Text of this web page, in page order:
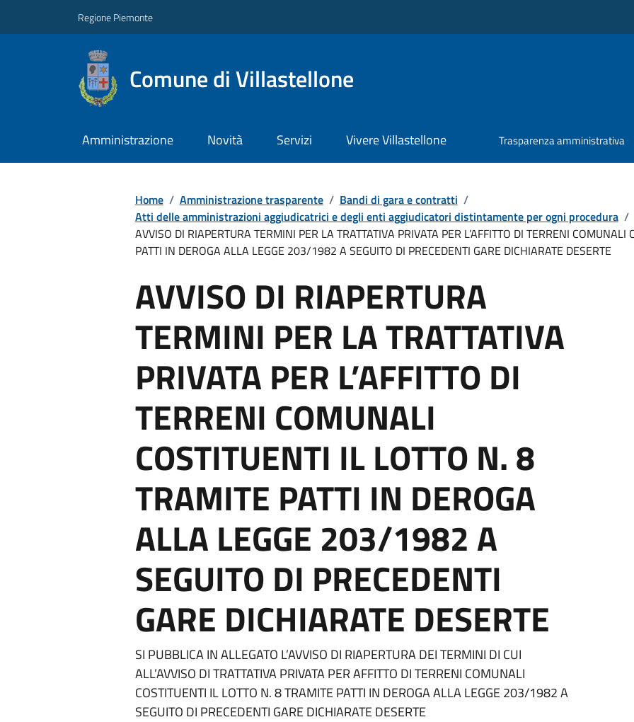
Regione Piemonte
Comune di Villastellone
Amministrazione Novità Servizi Vivere Villastellone Trasparenza amministrativa
Home / Amministrazione trasparente / Bandi di gara e contratti /
Atti delle amministrazioni aggiudicatrici e degli enti aggiudicatori distintamente per ogni procedura /
AVVISO DI RIAPERTURA TERMINI PER LA TRATTATIVA PRIVATA PER L’AFFITTO DI TERRENI
PATTI IN DEROGA ALLA LEGGE 203/1982 A SEGUITO DI PRECEDENTI GARE DICHIARATE DESERTE
AVVISO DI RIAPERTURA
TERMINI PER LA TRATTATIVA
PRIVATA PER L’AFFITTO DI
TERRENI COMUNALI
COSTITUENTI IL LOTTO N. 8
TRAMITE PATTI IN DEROGA
ALLA LEGGE 203/1982 A
SEGUITO DI PRECEDENTI
GARE DICHIARATE DESERTE
SI PUBBLICA IN ALLEGATO L’AVVISO DI RIAPERTURA DEI TERMINI DI CUI
ALL’AVVISO DI TRATTATIVA PRIVATA PER AFFITTO DI TERRENI COMUNALI
COSTITUENTI IL LOTTO N. 8 TRAMITE PATTI IN DEROGA ALLA LEGGE 203/1982 A
SEGUITO DI PRECEDENTI GARE DICHIARATE DESERTE